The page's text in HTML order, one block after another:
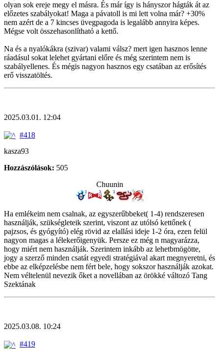
olyan sok ereje megy el másra. És már így is hányszor hágták át az
előzetes szabályokat! Maga a pávatoll is mi lett volna már? +30%
nem azért de a 7 kincses üvegpagoda is legalább annyira képes.
Mégse volt összehasonlítható a kettő.
Na és a nyalókákra (szivar) valami válsz? mert igen hasznos lenne
ráadásul sokat lelehet gyártani előre és még szerintem nem is
szabályellenes. És mégis nagyon hasznos egy csatában az erősítés
erő visszatöltés.
2025.03.01. 12:04
#418
kasza93
Hozzászólások: 505
Chuunin
Ha emlékeim nem csalnak, az egyszerűbbeket( 1-4) rendszeresen
használják, szükségleteik szerint, viszont az utólsó kettőnek (
pajzsos, és gyógyító) elég rövid az elallási ideje 1-2 óra, ezen felül
nagyon magas a lélekerőigenyük. Persze ez még n magyarázza,
hogy miért nem használják. Szerintem inkább az lehetbmögötte,
jogy a szerző minden csatát egyedi stratégiával akart megnyeretni, és
ebbe az elképzelésbe nem fért bele, hogy sokszor használják azokat.
Nem véltelenül nevezik őket a novellában az örökké változó Tang
Szektának
2025.03.08. 10:24
#419